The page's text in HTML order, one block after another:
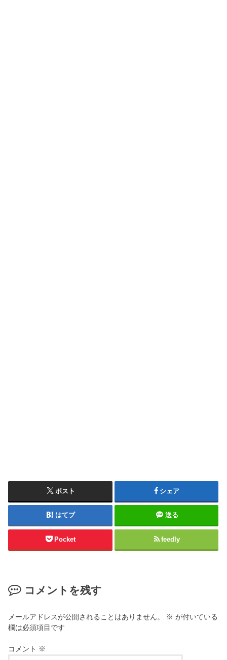
ポスト シェア
はてブ 送る
Pocket feedly
コメントを残す
メールアドレスが公開されることはありません。 ※ が付いている
欄は必須項目です
コメント ※